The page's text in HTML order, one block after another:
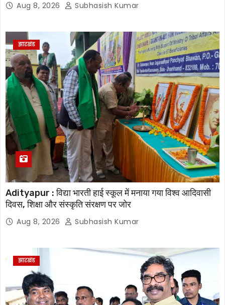
Aug 8, 2026 Subhasish Kumar
झारखंड
Adityapur : विद्या भारती हाई स्कूल में मनाया गया विश्व आदिवासी
दिवस, शिक्षा और संस्कृति संरक्षण पर जोर
Aug 8, 2026 Subhasish Kumar
झारखंड